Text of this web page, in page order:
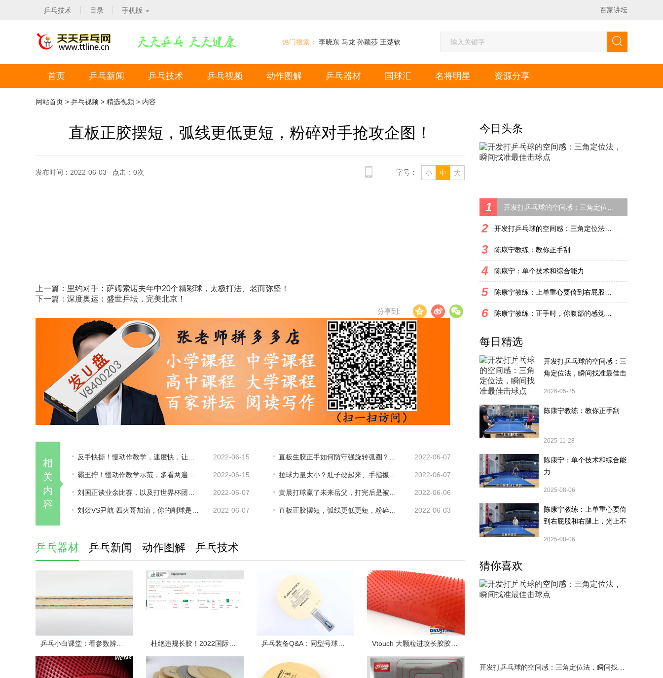
乒乓技术 目录 手机版 百家讲坛
热门搜索： 李晓东 马龙 孙颖莎 王楚钦
首页 乒乓新闻 乒乓技术 乒乓视频 动作图解 乒乓器材 国球汇 名将明星 资源分享
网站首页 > 乒乓视频 > 精选视频 > 内容
直板正胶摆短，弧线更低更短，粉碎对手抢攻企图！
发布时间：2022-06-03 点击： 0次 小 中 大
字号：
上一篇： 里约对手：萨姆索诺夫年中20个精彩球，太极打法、老而弥坚！
下一篇： 深度奥运：盛世乒坛，完美北京！
分享到:
相
关
内
容
2022-06-15
2022-06-15
2022-06-07
2022-06-07
2022-06-07
2022-06-07
2022-06-06
2022-06-03
乒乓器材 乒乓新闻 动作图解 乒乓技术
今日头条
1
2
3 陈康宁教练：教你正手刮
4 陈康宁：单个技术和综合能力
5
6
每日精选
开发打乒乓球的空间感：三
角定位法，瞬间找准最佳击
2026-05-25
陈康宁教练：教你正手刮
2025-11-28
陈康宁：单个技术和综合能
力
2025-08-06
陈康宁教练：上单重心要倚
到右屁股和右腿上，光上不
2025-08-06
猜你喜欢